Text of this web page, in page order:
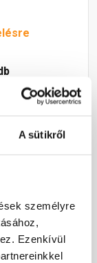
A sütikről
személyre
Ezenkívül